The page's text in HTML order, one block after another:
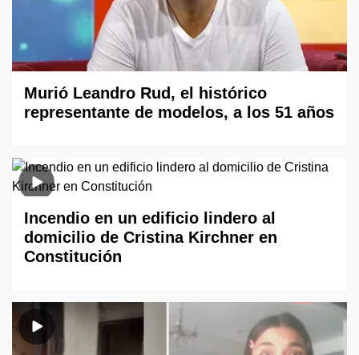
Murió Leandro Rud, el histórico
representante de modelos, a los 51 años
Incendio en un edificio lindero al
domicilio de Cristina Kirchner en
Constitución